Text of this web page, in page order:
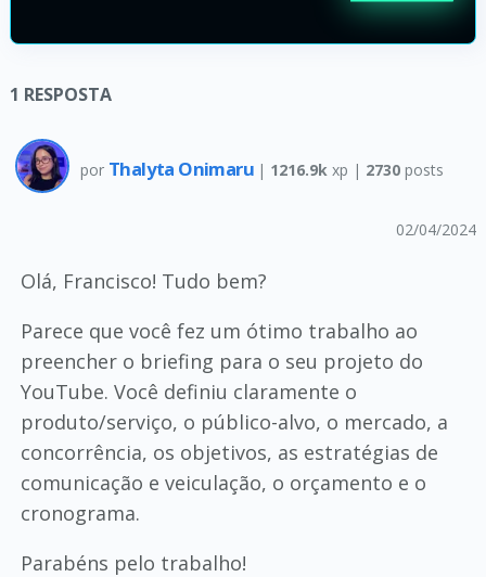
1 RESPOSTA
por Thalyta Onimaru | 1216.9k xp | 2730 posts
02/04/2024
Olá, Francisco! Tudo bem?
Parece que você fez um ótimo trabalho ao
preencher o briefing para o seu projeto do
YouTube. Você definiu claramente o
produto/serviço, o público-alvo, o mercado, a
concorrência, os objetivos, as estratégias de
comunicação e veiculação, o orçamento e o
cronograma.
Parabéns pelo trabalho!